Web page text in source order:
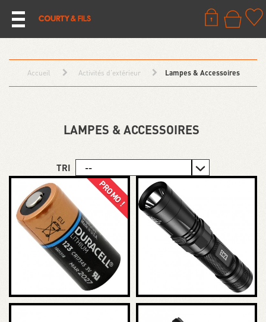
Accueil Activités d’extérieur Lampes & Accessoires
LAMPES & ACCESSOIRES
TRI
PROMO !